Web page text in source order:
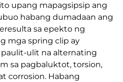
upang mapagsipsip ang
habang dumadaan ang
sa epekto ng
mga spring clip ay
ulit na alternating
sa pagbaluktot, torsion,
corrosion. Habang